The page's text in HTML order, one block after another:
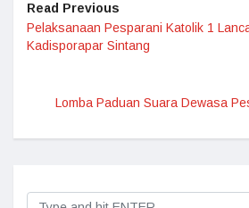
Read Previous
Pelaksanaan Pesparani Katolik 1
Kadisporapar Sintang
Lomba Paduan Suara Dewasa